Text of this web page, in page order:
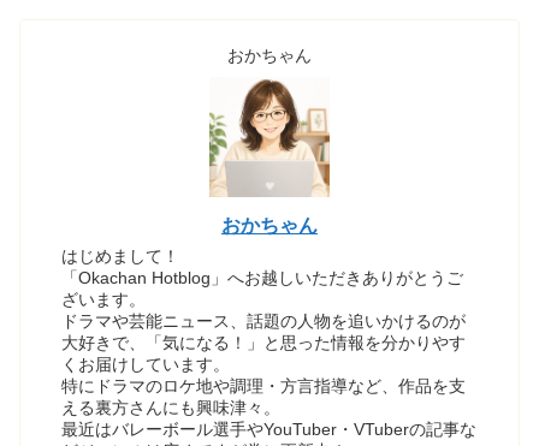
おかちゃん
おかちゃん
はじめまして！
「Okachan Hotblog」へお越しいただきありがとうご
ざいます。
ドラマや芸能ニュース、話題の人物を追いかけるのが
大好きで、「気になる！」と思った情報を分かりやす
くお届けしています。
特にドラマのロケ地や調理・方言指導など、作品を支
える裏方さんにも興味津々。
最近はバレーボール選手やYouTuber・VTuberの記事な